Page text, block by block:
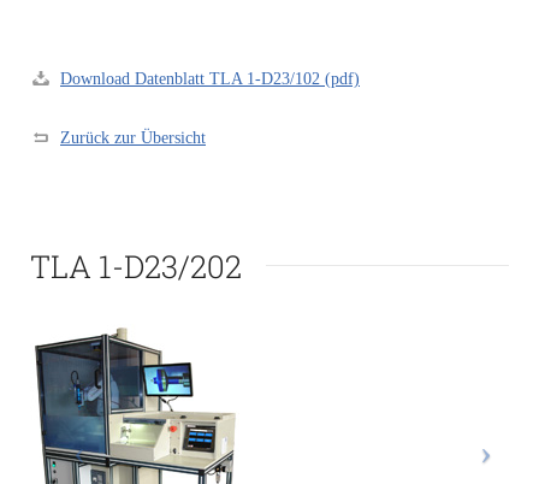
Download Datenblatt TLA 1-D23/102 (pdf)
Zurück zur Übersicht
TLA 1-D23/202